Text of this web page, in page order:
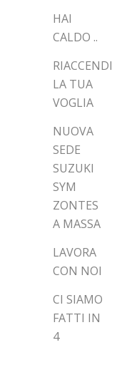
HAI
CALDO ..
RIACCENDI
LA TUA
VOGLIA
NUOVA
SEDE
SUZUKI
SYM
ZONTES
A MASSA
LAVORA
CON NOI
CI SIAMO
FATTI IN
4